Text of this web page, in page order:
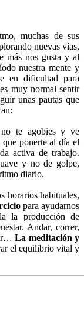
muchas de sus
nuevas vías,
más nos gusta y al
nuestra mente y
en dificultad para
muy normal sentir
unas pautas que
te agobies y ve
ponerte al día el
activa de trabajo.
y no de golpe,
diario.
horarios habituales,
para ayudarnos
la producción de
Andar, correr,
La meditación y
el equilibrio vital y